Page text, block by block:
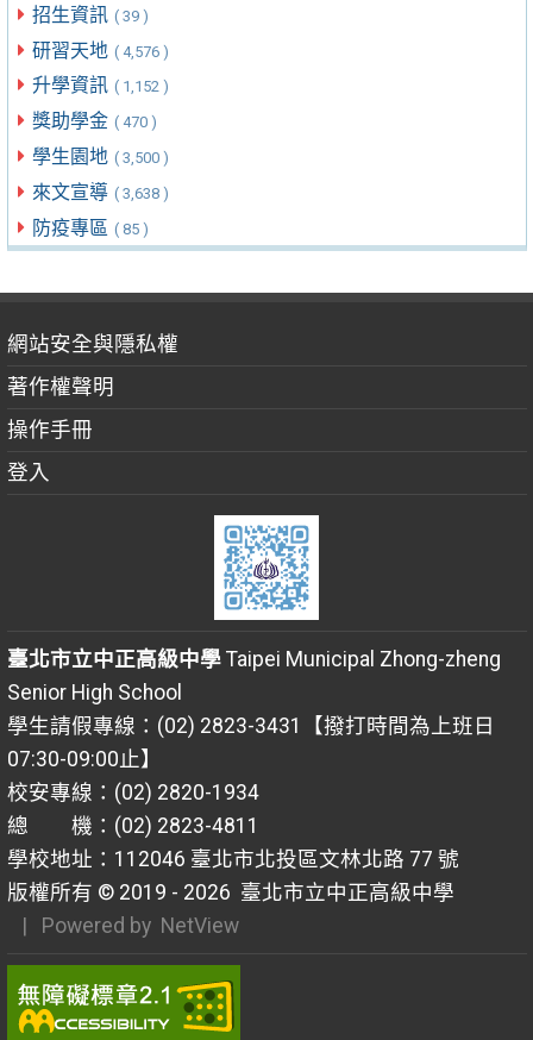
招生資訊 ( 39 )
研習天地 ( 4,576 )
升學資訊 ( 1,152 )
獎助學金 ( 470 )
學生園地 ( 3,500 )
來文宣導 ( 3,638 )
防疫專區 ( 85 )
網站安全與隱私權
著作權聲明
操作手冊
登入
臺北市立中正高級中學Taipei Municipal Zhong-zheng
Senior High School
學生請假專線：(02) 2823-3431【撥打時間為上班日
07:30-09:00止】
校安專線：(02) 2820-1934
總 機：(02) 2823-4811
學校地址：112046 臺北市北投區文林北路 77 號
版權所有 © 2019 - 2026 臺北市立中正高級中學
| Powered by NetView